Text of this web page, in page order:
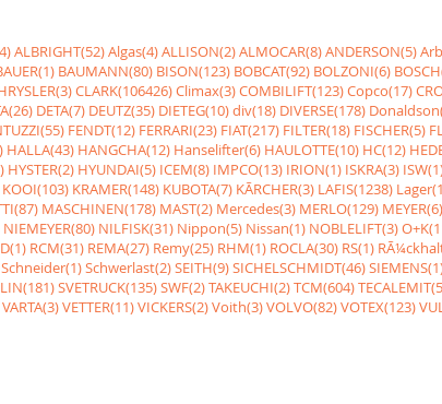
ALBRIGHT(52)Algas(4)ALLISON(2)ALMOCAR(8)ANDERSON(5)
BAUMANN(80) BISON(123) BOBCAT(92) BOLZONI(6)
CLARK(106426)Climax(3)COMBILIFT(123)Copco(17)
DETA(7) DEUTZ(35) DIETEG(10)div(18) DIVERSE(178)
FENDT(12) FERRARI(23) FIAT(217) FILTER(18) FISCHER(5)
HALLA(43) HANGCHA(12) Hanselifter(6) HAULOTTE(10) HC(12)
HYSTER(2) HYUNDAI(5) ICEM(8) IMPCO(13) IRION(1) ISKRA(3)
KOOI(103) KRAMER(148) KUBOTA(7) KÃRCHER(3) LAFIS(1238)
MASCHINEN(178) MAST(2) Mercedes(3) MERLO(129) MEYER(6)
NIEMEYER(80) NILFISK(31) Nippon(5) Nissan(1) NOBLELIFT(3)
RCM(31) REMA(27) Remy(25) RHM(1) ROCLA(30) RS(1)
Schneider(1)Schwerlast(2)SEITH(9)SICHELSCHMIDT(46)
SVETRUCK(135)SWF(2)TAKEUCHI(2)TCM(604)
VARTA(3)VETTER(11)VICKERS(2)Voith(3)VOLVO(82)VOTEX(123)